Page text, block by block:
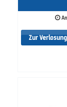
Zur Verlosung